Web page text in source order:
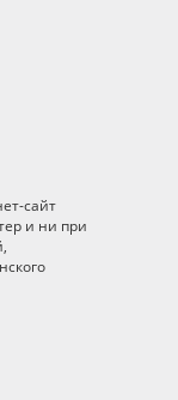
сайт
и ни при